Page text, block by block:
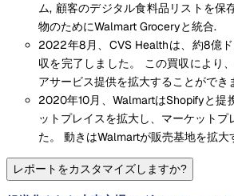
ム, 顧客のデジタル食料品リストを保
物のためにWalmart Groceryと統合.
2022年8月、CVS Healthは、約8億
収を完了しました。 この買収により
アサービス提供を拡大することができ
2020年10月、WalmartはShopifyと提
ットプレイスを拡大し、マーケットプ
た。 動きはWalmartが販売基地を拡大
レポートをカスタマイズしますか?